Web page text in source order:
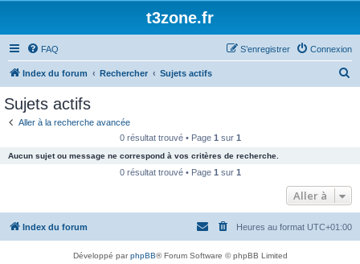
t3zone.fr
FAQ Connexion
S’enregistrer
Index du forum Rechercher Sujets actifs
c
e
Sujets actifs
Aller à la recherche avancée
0 résultat trouvé • Page 1 sur 1
Aucun sujet ou message ne correspond à vos critères de recherche.
0 résultat trouvé • Page 1 sur 1
Aller à
Index du forum Heures au format UTC+01:00
Développé parphpBB® Forum Software © phpBB Limited